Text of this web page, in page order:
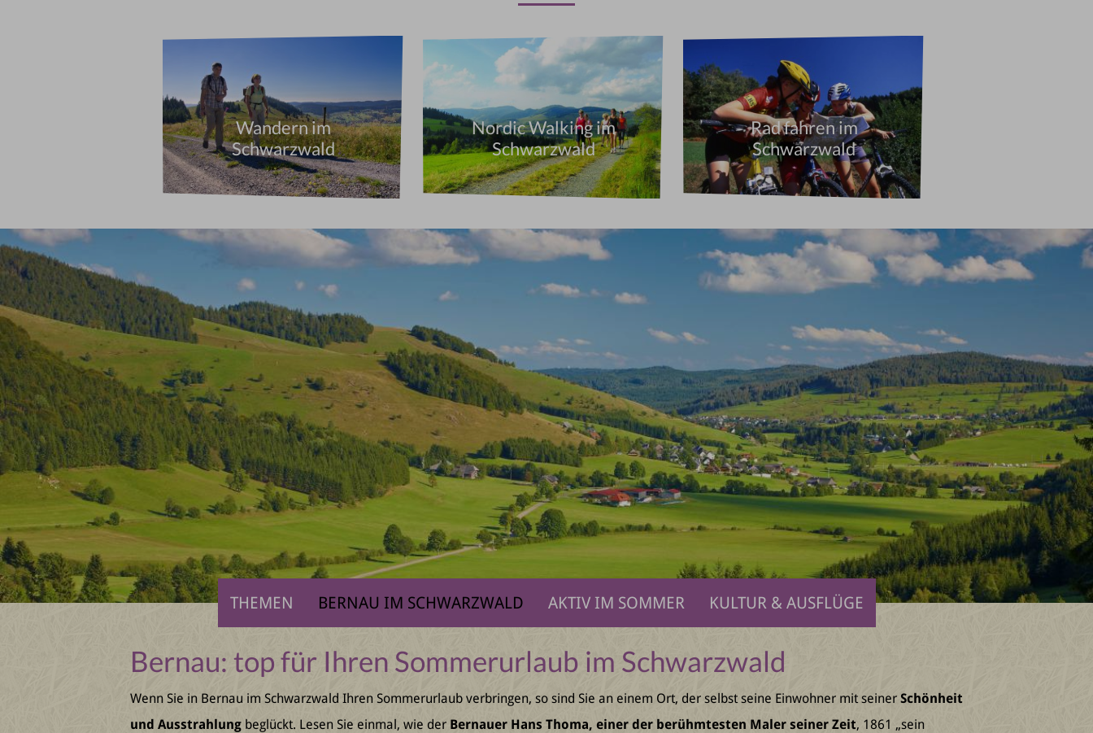
Wandern im
Schwarzwald
Nordic Walking im
Schwarzwald
Rad fahren im
Schwarzwald
THEMEN BERNAU IM SCHWARZWALD AKTIV IM SOMMER KULTUR & AUSFLÜGE
Bernau: top für Ihren Sommerurlaub im Schwarzwald
Wenn Sie in Bernau im Schwarzwald Ihren Sommerurlaub verbringen, so sind Sie an einem Ort, der selbst seine Einwohner mit seiner Schönheit
und Ausstrahlung beglückt. Lesen Sie einmal, wie der Bernauer Hans Thoma, einer der berühmtesten Maler seiner Zeit, 1861 „sein